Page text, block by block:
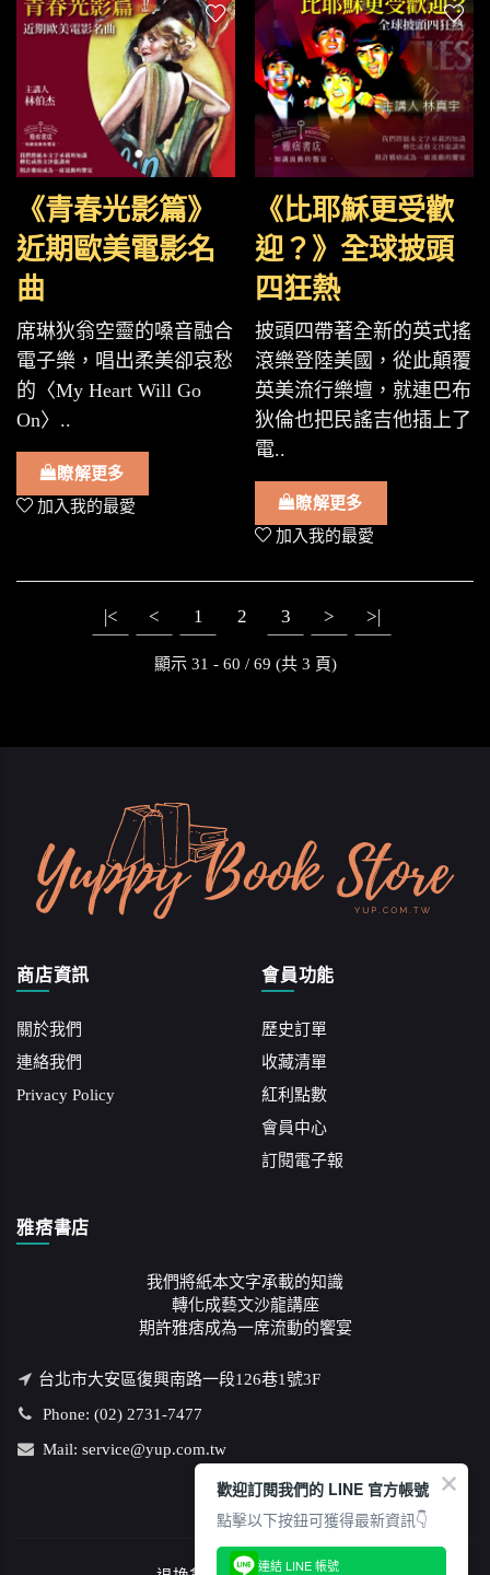
《青春光影篇》
近期歐美電影名
曲
席琳狄翁空靈的嗓音融合
電子樂，唱出柔美卻哀愁
的〈My Heart Will Go
On〉..
瞭解更多
加入我的最愛
《比耶穌更受歡
迎？》全球披頭
四狂熱
披頭四帶著全新的英式搖
滾樂登陸美國，從此顛覆
英美流行樂壇，就連巴布
狄倫也把民謠吉他插上了
電..
瞭解更多
加入我的最愛
|< < 1 2 3 > >|
顯示 31 - 60 / 69 (共 3 頁)
商店資訊
關於我們
連絡我們
Privacy Policy
會員功能
歷史訂單
收藏清單
紅利點數
會員中心
訂閱電子報
雅痞書店
我們將紙本文字承載的知識
轉化成藝文沙龍講座
期許雅痞成為一席流動的饗宴
台北市大安區復興南路一段126巷1號3F
Phone: (02) 2731-7477
Mail: service@yup.com.tw
歡迎訂閱我們的 LINE 官方帳號
點擊以下按鈕可獲得最新資訊👇
連結 LINE 帳號